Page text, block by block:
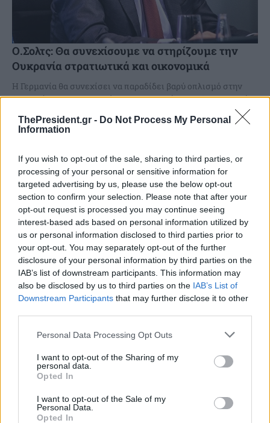
ThePresident.gr - Do Not Process My Personal
Information
If you wish to opt-out of the sale, sharing to third parties, or
processing of your personal or sensitive information for
targeted advertising by us, please use the below opt-out
section to confirm your selection. Please note that after your
opt-out request is processed you may continue seeing
interest-based ads based on personal information utilized by
us or personal information disclosed to third parties prior to
your opt-out. You may separately opt-out of the further
disclosure of your personal information by third parties on the
IAB’s list of downstream participants. This information may
also be disclosed by us to third parties on the IAB’s List of
Downstream Participants that may further disclose it to other
Personal Data Processing Opt Outs
I want to opt-out of the Sharing of my
personal data.
Opted In
I want to opt-out of the Sale of my
Personal Data.
Opted In
Ο.Σολτς: Θα συνεχίσουμε να στηρίζουμε την
Ουκρανία στρατιωτικά και οικονομικά
Η Γερμανία θα συνεχίσει να παραδίδει βαρύ οπλισμό στην
Ουκρανία και να της παρέχει οικονομική και ανθρωπιστική
Ο πόλεμος στην Ουκρανία στο επίκεντρο της
τηλεφωνικής επικοινωνίας Σολτς – Μπάιντεν
Μαζική παραβίαση των αρχών του καταστατικού Χάρτη των
ουκρανικών εδαφών από τη Ρωσία και δεν θα γίνουν ποτέ...